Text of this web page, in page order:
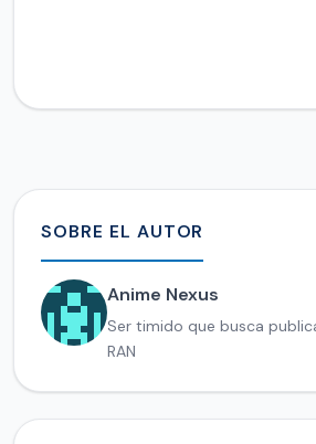
SOBRE EL AUTOR
Anime Nexus
Ser timido que busca
RAN